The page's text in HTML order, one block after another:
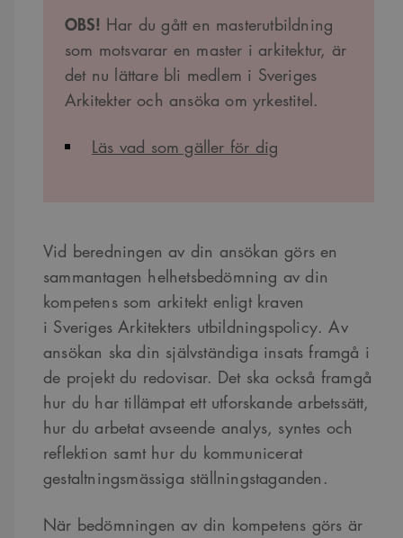
OBS! Har du gått en masterutbildning
som motsvarar en master i arkitektur, är
det nu lättare bli medlem i Sveriges
Arkitekter och ansöka om yrkestitel.
Läs vad som gäller för dig
Vid beredningen av din ansökan görs en
sammantagen helhetsbedömning av din
kompetens som arkitekt enligt kraven
i Sveriges Arkitekters utbildningspolicy. Av
ansökan ska din självständiga insats framgå i
de projekt du redovisar. Det ska också framgå
hur du har tillämpat ett utforskande arbetssätt,
hur du arbetat avseende analys, syntes och
reflektion samt hur du kommunicerat
gestaltningsmässiga ställningstaganden.
När bedömningen av din kompetens görs är